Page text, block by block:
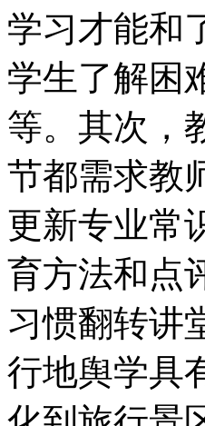
学习才能和
学生了解困
等。其次，
节都需求教
更新专业常
育方法和点
习惯翻转讲
行地舆学具